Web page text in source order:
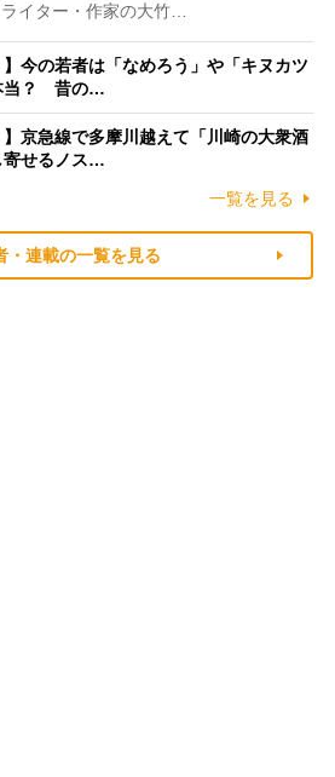
イター・作家の大竹…
】今の若者は「なめろう」や「キヌカツ
当？ 昔の…
】京急線で多摩川越えて「川崎の大衆酒
せるノス…
一覧を見る
・連載の一覧を見る